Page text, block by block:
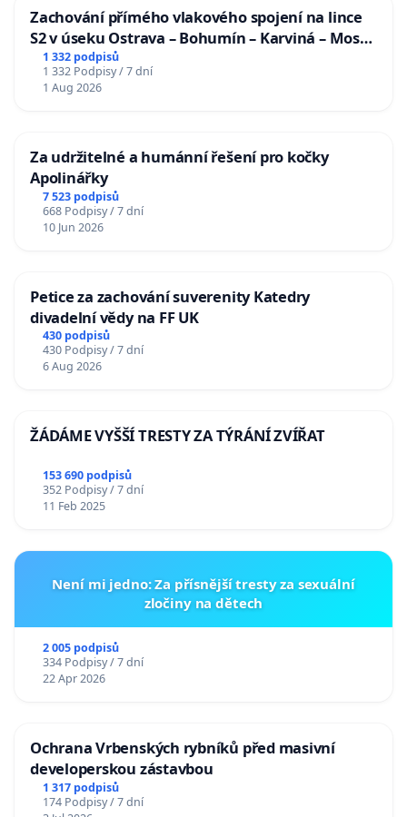
Zachování přímého vlakového spojení na lince
S2 v úseku Ostrava – Bohumín – Karviná – Mosty
u Jablunkova
1 332 podpisů
1 332 Podpisy / 7 dní
1 Aug 2026
Za udržitelné a humánní řešení pro kočky
Apolinářky
7 523 podpisů
668 Podpisy / 7 dní
10 Jun 2026
Petice za zachování suverenity Katedry
divadelní vědy na FF UK
430 podpisů
430 Podpisy / 7 dní
6 Aug 2026
ŽÁDÁME VYŠŠÍ TRESTY ZA TÝRÁNÍ ZVÍŘAT
153 690 podpisů
352 Podpisy / 7 dní
11 Feb 2025
Není mi jedno: Za přísnější tresty za sexuální
zločiny na dětech
2 005 podpisů
334 Podpisy / 7 dní
22 Apr 2026
Ochrana Vrbenských rybníků před masivní
developerskou zástavbou
1 317 podpisů
174 Podpisy / 7 dní